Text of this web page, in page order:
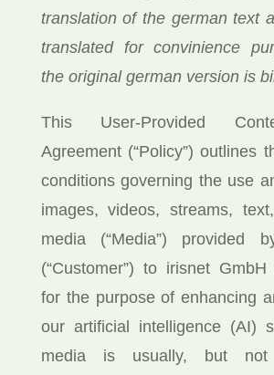
translation of the german text
translated for convinience
the original german version is
This User-Provided
Agreement (“Policy”) outlines
conditions governing the use
images, videos, streams,
media (“Media”) provided
(“Customer”) to irisnet GmbH
for the purpose of enhancing
our artificial intelligence (AI)
media is usually, but not